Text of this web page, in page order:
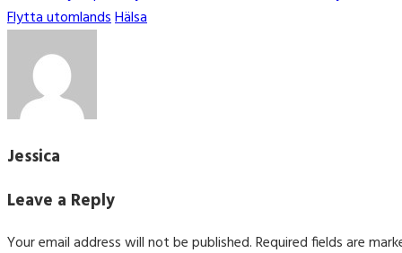
Categories
Flytta utomlandsHälsa
Jessica
Leave a Reply
Your email address will not be published.Required fields are